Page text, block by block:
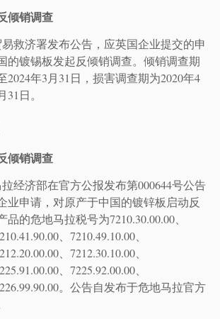
倾销调查
救济署发布公告，应英国企业提交的申
的镀锡板发起反倾销调查。倾销调查期
2024年3月31日，损害调查期为2020年4
31日。
倾销调查
经济部在官方公报发布第000644号公告
业申请，对原产于中国的镀锌板启动反
的危地马拉税号为7210.30.00.00、
、7210.49.10.00、
、7212.30.10.00、
、7225.92.00.00、
。公告自发布于危地马拉官方